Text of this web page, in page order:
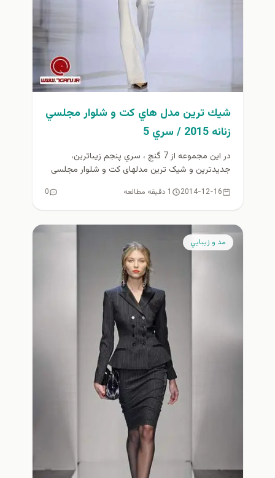
شيك ترين مدل هاي كت و شلوار مجلسي
زنانه 2015 / سري 5
در این مجموعه از 7 گنج ، سري پنجم زیباترین،
جدیدترین و شیک ترین مدلهای کت و شلوار مجلسی
2014-12-16 1 دقیقه مطالعه 0
مد و زيبايي